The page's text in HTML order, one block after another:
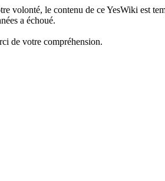
volonté, le contenu de ce YesWiki est
a échoué.
de votre compréhension.